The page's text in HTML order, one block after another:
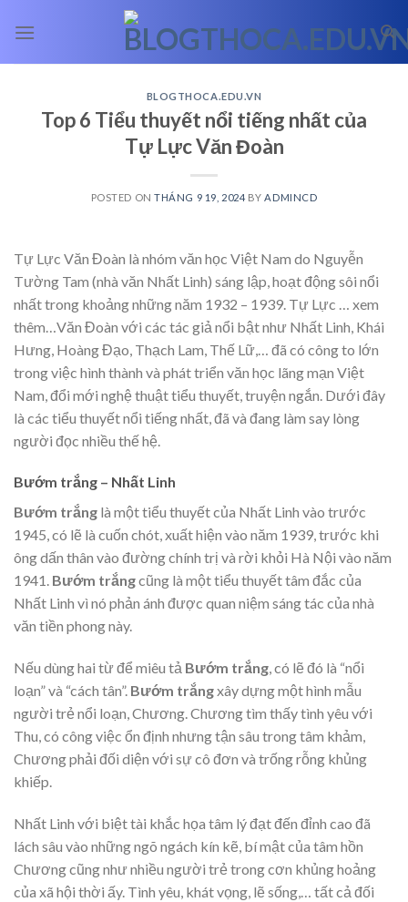
BLOGTHOCA.EDU.VN
Top 6 Tiểu thuyết nổi tiếng nhất của
Tự Lực Văn Đoàn
POSTED ONTHÁNG 9 19, 2024 BY ADMINCD
Tự Lực Văn Đoàn là nhóm văn học Việt Nam do Nguyễn
Tường Tam (nhà văn Nhất Linh) sáng lập, hoạt động sôi nổi
nhất trong khoảng những năm 1932 – 1939. Tự Lực
… xem
thêm… Văn Đoàn với các tác giả nổi bật như Nhất Linh, Khái
Hưng, Hoàng Đạo, Thạch Lam, Thế Lữ,… đã có công to lớn
trong việc hình thành và phát triển văn học lãng mạn Việt
Nam, đổi mới nghệ thuật tiểu thuyết, truyện ngắn. Dưới đây
là các tiểu thuyết nổi tiếng nhất, đã và đang làm say lòng
người đọc nhiều thế hệ.
Bướm trắng – Nhất Linh
Bướm trắng là một tiểu thuyết của Nhất Linh vào trước
1945, có lẽ là cuốn chót, xuất hiện vào năm 1939, trước khi
ông dấn thân vào đường chính trị và rời khỏi Hà Nội vào năm
1941. Bướm trắngcũng là một tiểu thuyết tâm đắc của
Nhất Linh vì nó phản ánh được quan niệm sáng tác của nhà
văn tiền phong này.
Nếu dùng hai từ để miêu tả Bướm trắng, có lẽ đó là “nổi
loạn” và “cách tân”. Bướm trắngxây dựng một hình mẫu
người trẻ nổi loạn, Chương. Chương tìm thấy tình yêu với
Thu, có công việc ổn định nhưng tận sâu trong tâm khảm,
Chương phải đối diện với sự cô đơn và trống rỗng khủng
khiếp.
Nhất Linh với biệt tài khắc họa tâm lý đạt đến đỉnh cao đã
lách sâu vào những ngõ ngách kín kẽ, bí mật của tâm hồn
Chương cũng như nhiều người trẻ trong cơn khủng hoảng
của xã hội thời ấy. Tình yêu, khát vọng, lẽ sống,… tất cả đối